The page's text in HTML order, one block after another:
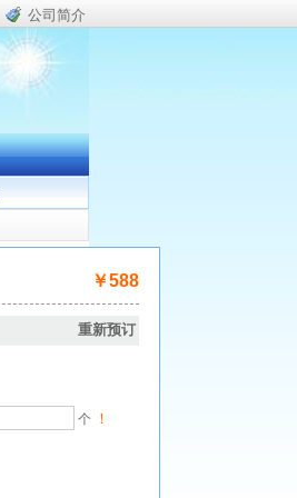
公司简介
￥588
重新预订
个 ！